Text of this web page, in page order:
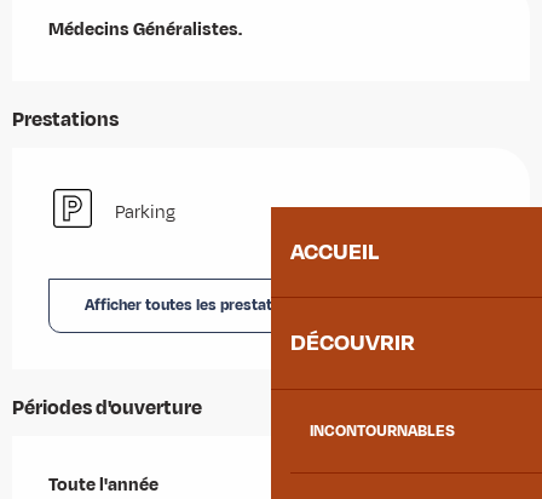
ACCUEIL
DÉCOUVRIR
INCONTOURNABLES
Médecins Généralistes.
Prestations
Parking
Afficher toutes les prestations
Périodes d'ouverture
Toute l'année
Toute l'année